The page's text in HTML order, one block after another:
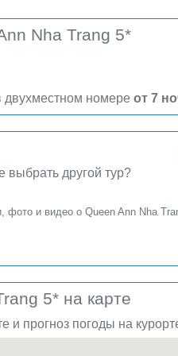
MasterCard, American
Ocean View Room Double
есть
тапочки фен: есть
(предоставляются в
для приготовления чая/
конференц-залы: 4
зал бесплатно
крытый бассейн
описание отеля Queen
Nha Trang 5*
двухместном номере от 7
выбрать другой тур?
и видео о Queen Ann Nha
5* на карте
и прогноз погоды на